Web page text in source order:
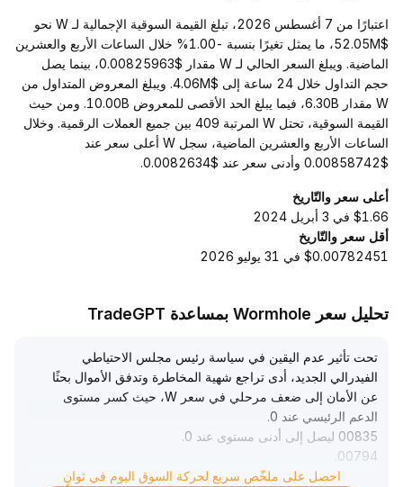
اعتبارًا من 7 أغسطس 2026، تبلغ القيمة السوقية الإجمالية لـ W نحو
$52.05M، ما يمثل تغيرًا بنسبة -1.00% خلال الساعات الأربع والعشرين
الماضية. ويبلغ السعر الحالي لـ W مقدار $0.00825963، بينما يصل
حجم التداول خلال 24 ساعة إلى $4.06M. ويبلغ المعروض المتداول من
W مقدار 6.30B، فيما يبلغ الحد الأقصى للمعروض 10.00B. ومن حيث
القيمة السوقية، تحتل W المرتبة 409 بين جميع العملات الرقمية. وخلال
الساعات الأربع والعشرين الماضية، سجل W أعلى سعر عند
$0.00858742 وأدنى سعر عند $0.0082634.
أعلى سعر والتّاريخ
$1.66 في 3 أبريل 2024
أقل سعر والتّاريخ
$0.00782451 في 31 يوليو 2026
تحليل سعر Wormhole بمساعدة TradeGPT
تحت تأثير عدم اليقين في سياسة رئيس مجلس الاحتياطي
الفيدرالي الجديد، أدى تراجع شهية المخاطرة وتدفق الأموال بحثًا
عن الأمان إلى ضعف مرحلي في سعر W، حيث كسر مستوى
الدعم الرئيسي عند 0
.
00835 ليصل إلى أدنى مستوى عند 0
.
00794
مع تحسن معنويات السوق نتيجة تقدم المفاوضات بين الولايات
احصل على ملخّص سريع لحركة السوق اليوم في ثوانٍ